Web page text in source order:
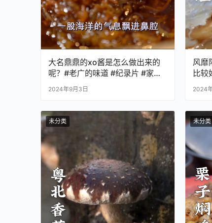
大名鼎鼎的xo酱是怎么做出来的
呢？#老广的味道 #纪录片 #家常
2024年9月3日
风靡
比较
#家
2024
未分类 未分类